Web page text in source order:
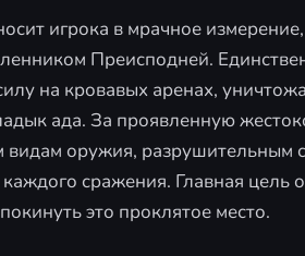
игрока в мрачное
Преисподней.
на кровавых аренах,
ада. За проявленную
видам оружия, разрушительным
сражения. Главная цель
это проклятое место.